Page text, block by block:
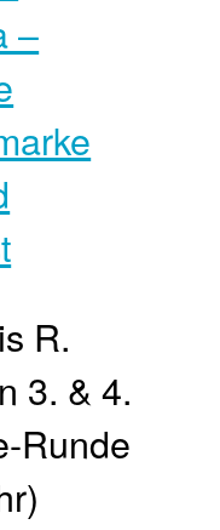
R.
3. & 4.
Runde